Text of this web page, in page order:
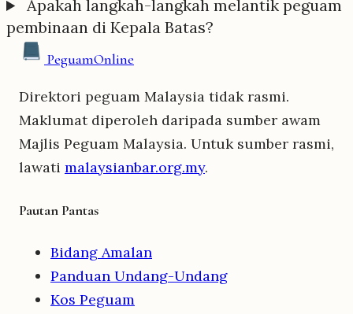
Apakah langkah-langkah melantik peguam
pembinaan di Kepala Batas?
PeguamOnline
Direktori peguam Malaysia tidak rasmi.
Maklumat diperoleh daripada sumber awam
Majlis Peguam Malaysia. Untuk sumber rasmi,
lawati malaysianbar.org.my.
Pautan Pantas
Bidang Amalan
Panduan Undang-Undang
Kos Peguam